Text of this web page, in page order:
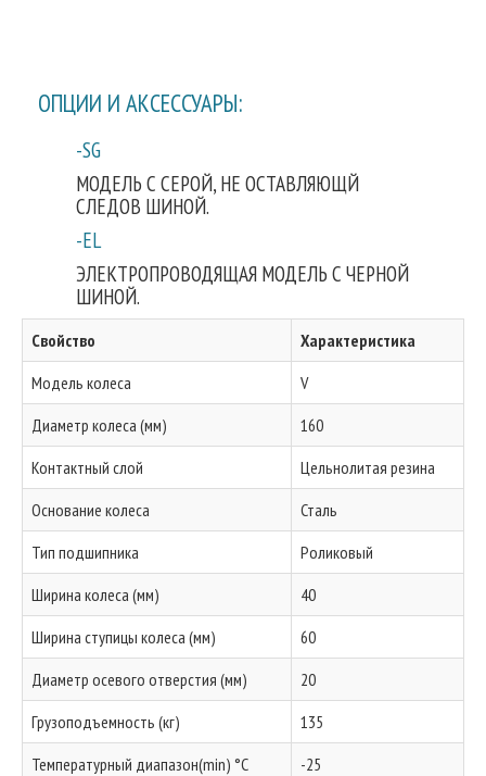
ОПЦИИ И АКСЕССУАРЫ:
-SG
МОДЕЛЬ С СЕРОЙ, НЕ ОСТАВЛЯЮЩЙ
СЛЕДОВ ШИНОЙ.
-EL
ЭЛЕКТРОПРОВОДЯЩАЯ МОДЕЛЬ С ЧЕРНОЙ
ШИНОЙ.
Свойство
Характеристика
Модель колеса
V
Диаметр колеса (мм)
160
Контактный слой
Цельнолитая резина
Основание колеса
Сталь
Тип подшипника
Роликовый
Ширина колеса (мм)
40
Ширина ступицы колеса (мм)
60
Диаметр осевого отверстия (мм)
20
Грузоподъемность (кг)
135
Температурный диапазон(min) °C
-25